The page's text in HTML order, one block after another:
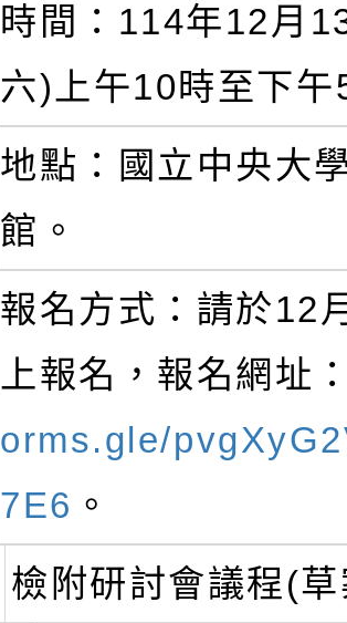
時間：114年12月
六)上午10時至下午
地點：國立中央大
館。
報名方式：請於12
上報名，報名網址
orms.gle/
7E6 。
檢附研討會議程(